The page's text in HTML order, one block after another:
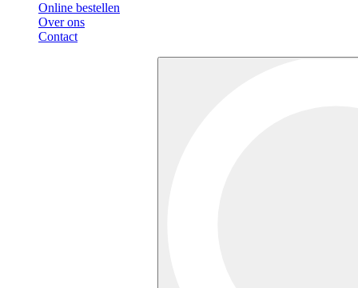
Online bestellen
Over ons
Contact